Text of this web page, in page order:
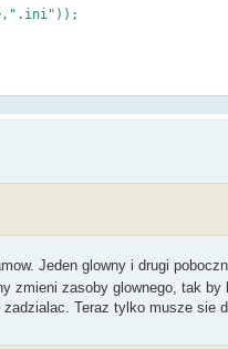
Jeden glowny i drugi
zmieni zasoby glownego, tak
Teraz tylko musze sie